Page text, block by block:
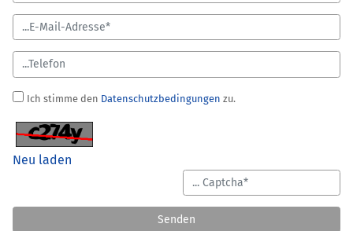
Ich stimme den Datenschutzbedingungen zu.
Neu laden